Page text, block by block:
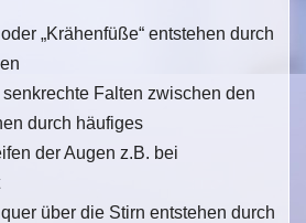
„Krähenfüße“ entstehen durch
senkrechte Falten zwischen den
durch häufiges
der Augen z.B. bei
quer über die Stirn entstehen durch